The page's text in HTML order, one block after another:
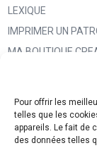
Pour offrir les
telles que les
appareils. Le fait de
des données telles
LEXIQUE
IMPRIMER UN
MA BOUTIQUE